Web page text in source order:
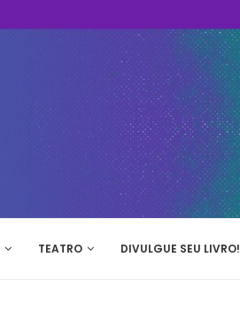
TEATRO DIVULGUE SEU LIVRO!